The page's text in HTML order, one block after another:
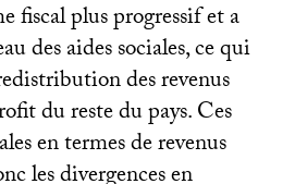
fiscal plus progressif et a
des aides sociales, ce qui
des revenus
du reste du pays. Ces
en termes de revenus